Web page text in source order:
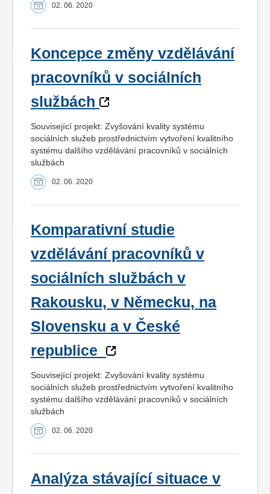
02. 06. 2020
Koncepce změny vzdělávání
pracovníků v sociálních
službách
Související projekt: Zvyšování kvality systému
sociálních služeb prostřednictvím vytvoření kvalitního
systému dalšího vzdělávání pracovníků v sociálních
službách
02. 06. 2020
Komparativní studie
vzdělávání pracovníků v
sociálních službách v
Rakousku, v Německu, na
Slovensku a v České
republice
Související projekt: Zvyšování kvality systému
sociálních služeb prostřednictvím vytvoření kvalitního
systému dalšího vzdělávání pracovníků v sociálních
službách
02. 06. 2020
Analýza stávající situace v